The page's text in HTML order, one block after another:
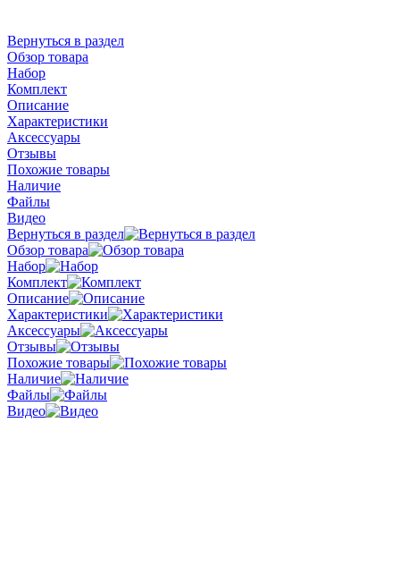
Вернуться в раздел
Обзор товара
Набор
Комплект
Описание
Характеристики
Аксессуары
Отзывы
Похожие товары
Наличие
Файлы
Видео
Вернуться в раздел
Обзор товара
Набор
Комплект
Описание
Характеристики
Аксессуары
Отзывы
Похожие товары
Наличие
Файлы
Видео